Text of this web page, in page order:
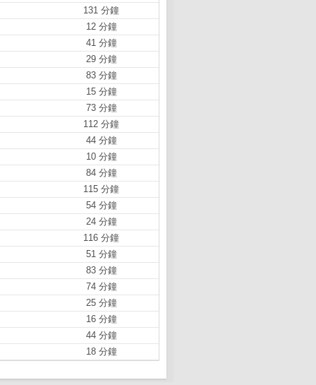
131 分鐘
12 分鐘
41 分鐘
29 分鐘
83 分鐘
15 分鐘
73 分鐘
112 分鐘
44 分鐘
10 分鐘
84 分鐘
115 分鐘
54 分鐘
24 分鐘
116 分鐘
51 分鐘
83 分鐘
74 分鐘
25 分鐘
16 分鐘
44 分鐘
18 分鐘